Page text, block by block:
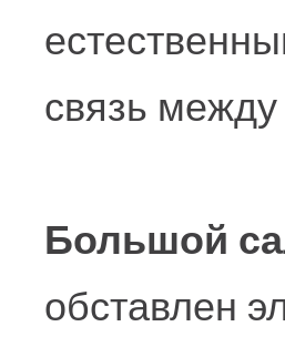
связь
Большой
обставлен